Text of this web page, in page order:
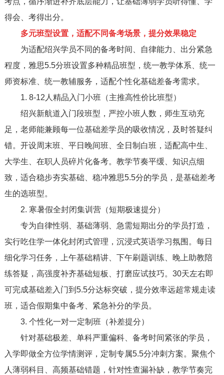
得会、考得出分。
多元班型设置，适配不同备考场景，提分效果稳定
为适配绍兴学员不同的备考时间、自律能力、出分紧急
程度，雅思5.5分班设置多种精品班型，统一教学体系、统一
师资标准、统一教辅服务，适配个性化基础差备考需求。
1. 8-12人精品入门小班（主推高性价比班型）
绍兴新航道入门段班型，严控小班人数，师生互动充
足，老师能兼顾每一位基础差学员的吸收情况，及时答疑纠
错。开设周末班、平日晚间班、全日制白班，适配高中生、
大学生、在职人员碎片化备考。教学节奏平缓、知识点细
致，适合稳步夯实基础、稳冲雅思5.5分的学员，是基础差考
生的选班型。
2. 寒暑假全封闭集训营（短期极速提分）
专为自律性弱、基础薄弱、急需短期出分的学员打造，
实行吃住学一体化封闭式管理，沉浸式英语学习氛围。每日
细化学习任务，上午基础精讲、下午刷题训练、晚上助教陪
练答疑，高强度补齐基础短板、打磨应试技巧。30天左右即
可完成基础差入门到5.5分达标突破，提分效率远超常规走读
班，适合假期集中备考、紧急补分的学员。
3. 个性化一对一定制班（补差提分）
针对基础极差、单科严重偏科、备考时间紧张的学员，
入学即做全方位学情测评，定制专属5.5分冲刺方案。聚焦个
人薄弱科目、高频基础错题，针对性查漏补缺，教学节奏完